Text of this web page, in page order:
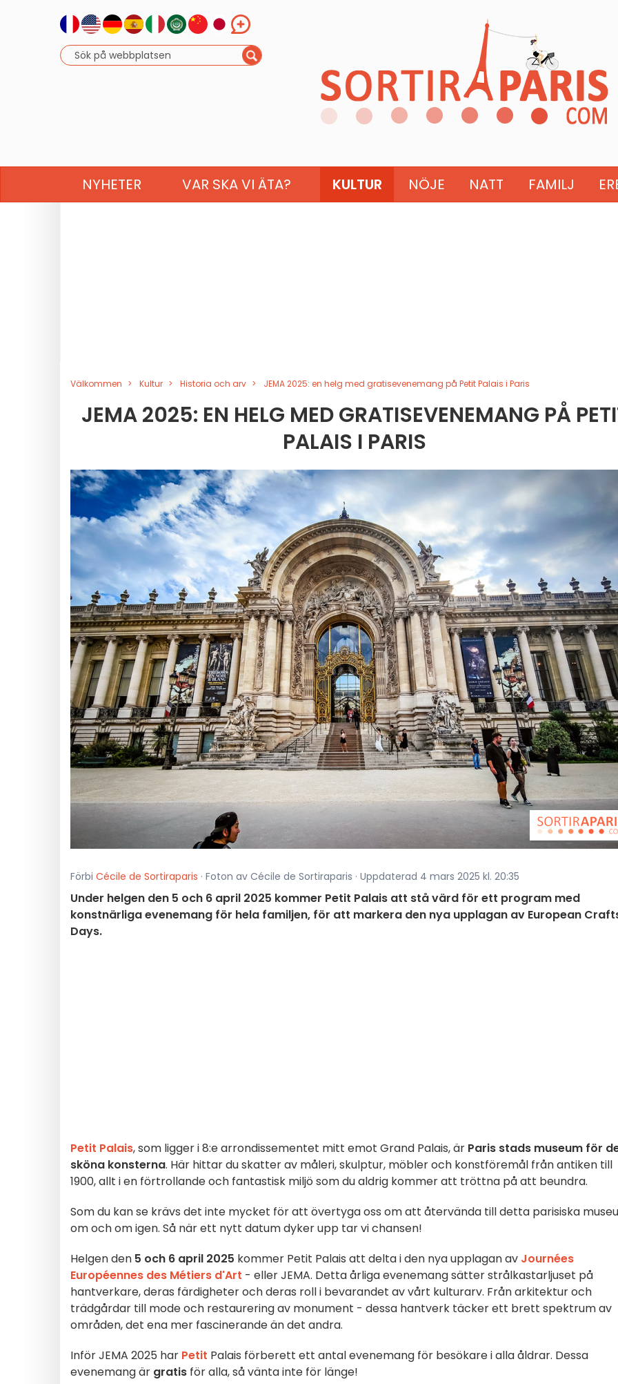
NYHETER VAR SKA VI ÄTA? KULTUR NÖJE NATT FAMILJ
Välkommen Kultur Historia och arv JEMA 2025: en helg med gratisevenemang på Petit Palais i Paris
JEMA 2025: EN HELG MED GRATISEVENEMANG PÅ
PALAIS I PARIS
Förbi Cécile de Sortiraparis · Foton av Cécile de Sortiraparis · Uppdaterad 4 mars 2025 kl. 20:35
Under helgen den 5 och 6 april 2025 kommer Petit Palais att stå värd för ett program med
konstnärliga evenemang för hela familjen, för att markera den nya upplagan av European
Days.
Petit Palais, som ligger i 8:e arrondissementet mitt emot Grand Palais, är Paris stads museum för
sköna konsterna. Här hittar du skatter av måleri, skulptur, möbler och konstföremål från antiken till
1900, allt i en förtrollande och fantastisk miljö som du aldrig kommer att tröttna på att beundra.
Som du kan se krävs det inte mycket för att övertyga oss om att återvända till detta parisiska
om och om igen. Så när ett nytt datum dyker upp tar vi chansen!
Helgen den 5 och 6 april 2025 kommer Petit Palais att delta i den nya upplagan av Journées
Européennes des Métiers d'Art - eller JEMA. Detta årliga evenemang sätter strålkastarljuset på
hantverkare, deras färdigheter och deras roll i bevarandet av vårt kulturarv. Från arkitektur och
trädgårdar till mode och restaurering av monument - dessa hantverk täcker ett brett spektrum av
områden, det ena mer fascinerande än det andra.
Inför JEMA 2025 har Petit Palais förberett ett antal evenemang för besökare i alla åldrar. Dessa
evenemang är gratis för alla, så vänta inte för länge!